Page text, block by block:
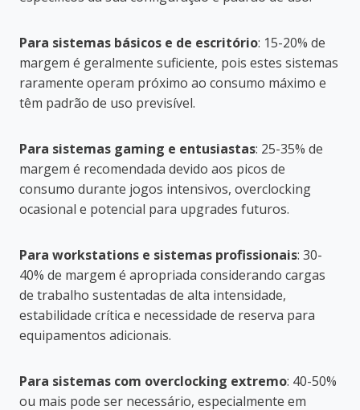
Para sistemas básicos e de escritório: 15-20% de
margem é geralmente suficiente, pois estes sistemas
raramente operam próximo ao consumo máximo e
têm padrão de uso previsível.
Para sistemas gaming e entusiastas: 25-35% de
margem é recomendada devido aos picos de
consumo durante jogos intensivos, overclocking
ocasional e potencial para upgrades futuros.
Para workstations e sistemas profissionais: 30-
40% de margem é apropriada considerando cargas
de trabalho sustentadas de alta intensidade,
estabilidade crítica e necessidade de reserva para
equipamentos adicionais.
Para sistemas com overclocking extremo: 40-50%
ou mais pode ser necessário, especialmente em